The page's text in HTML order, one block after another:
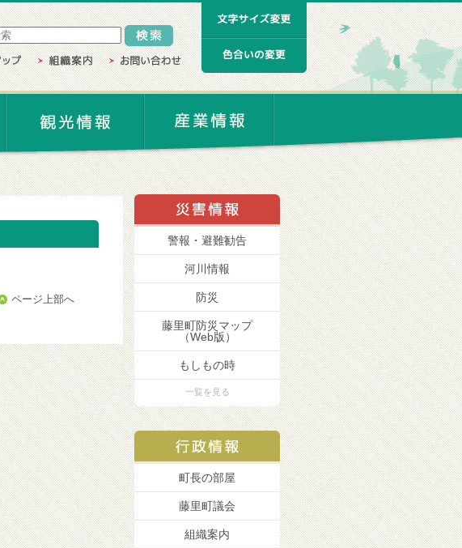
ページ上部へ
警報・避難勧告
河川情報
防災
藤里町防災マップ
（Web版）
もしもの時
一覧を見る
町長の部屋
藤里町議会
組織案内